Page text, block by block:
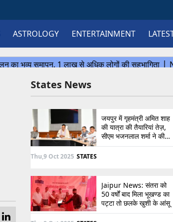
ASTROLOGY ENTERTAINMENT
States News
जयपुर में गृहमंत्री अमित शाह
की यात्रा की तैयारियां तेज़,
सीएम भजनलाल शर्मा ने की
उच्चस्तरीय बैठक
Thu,9 Oct 2025 STATES
Jaipur News: संतरा को
50 वर्षों बाद मिला भूखण्ड का
पट्टा तो छलके खुशी के आंसू